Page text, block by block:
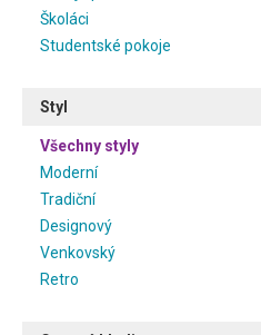
Školáci
Studentské pokoje
Styl
Všechny styly
Moderní
Tradiční
Designový
Venkovský
Retro